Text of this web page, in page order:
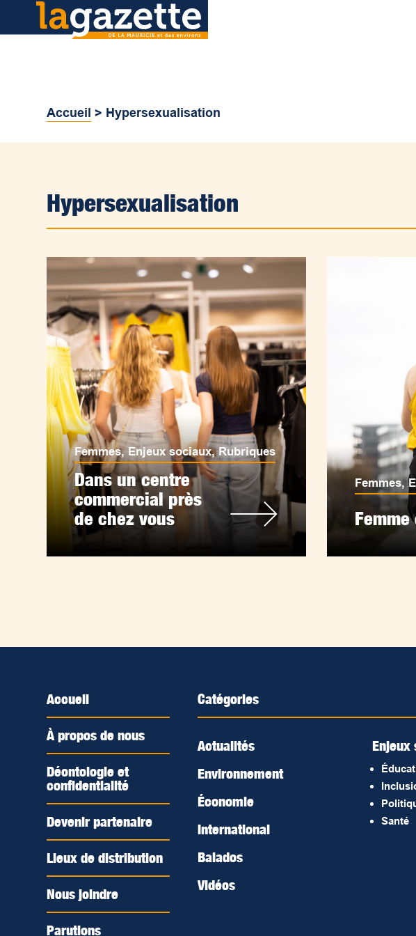
Accueil > Hypersexualisation
Hypersexualisation
Femmes,Enjeux sociaux,Rubriques
Dans un centre
commercial près
de chez vous
Femmes,
Accueil
À propos de nous
Déontologie et
confidentialité
Devenir partenaire
Lieux de distribution
Nous joindre
Parutions
Catégories
Actualités
Environnement
Économie
International
Balados
Vidéos
Enjeux
Santé